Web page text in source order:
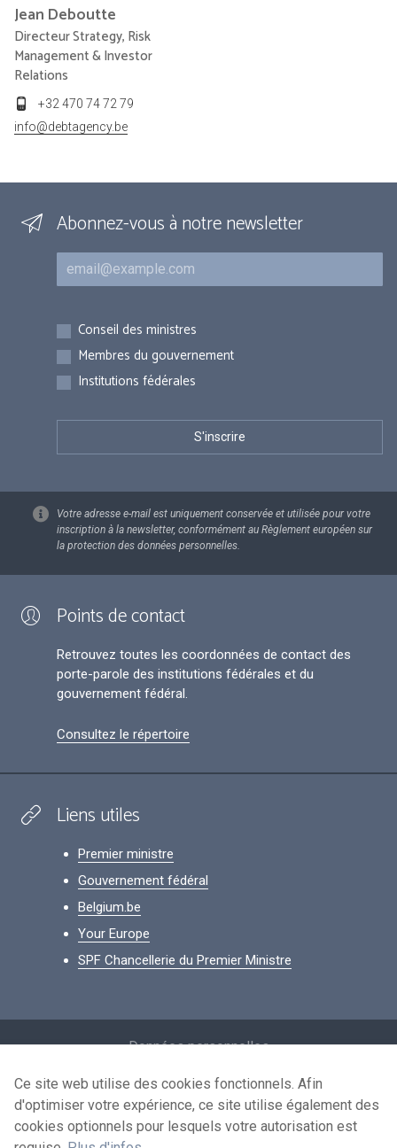
Jean Deboutte
Directeur Strategy, Risk
Management & Investor
Relations
+32 470 74 72 79
info@debtagency.be
Abonnez-vous à notre newsletter
Courriel
Inscriptions
Conseil des ministres
Membres du gouvernement
Institutions fédérales
Votre adresse e-mail est uniquement conservée et utilisée pour votre
inscription à la newsletter, conformément au Règlement européen sur
la protection des données personnelles.
Points de contact
Retrouvez toutes les coordonnées de contact des
porte-parole des institutions fédérales et du
gouvernement fédéral.
Consultez le répertoire
Liens utiles
Premier ministre
Gouvernement fédéral
Belgium.be
Your Europe
SPF Chancellerie du Premier Ministre
Données personnelles
Conditions de réutilisation
Contactez-nous
Ce site web utilise des cookies fonctionnels. Afin
d'optimiser votre expérience, ce site utilise également des
cookies optionnels pour lesquels votre autorisation est